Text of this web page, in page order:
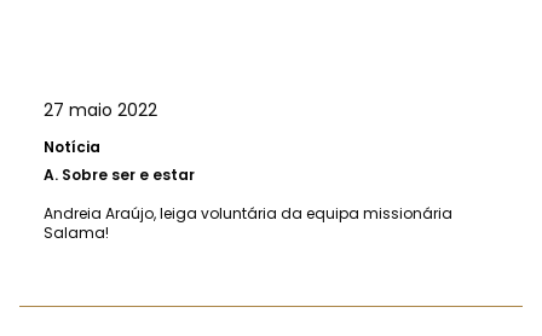
27 maio 2022
Notícia
A. Sobre ser e estar
Andreia Araújo, leiga voluntária da equipa missionária
Salama!